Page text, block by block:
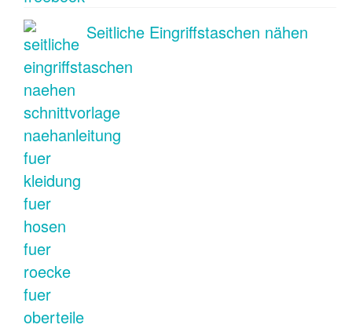
Seitliche Eingriffstaschen nähen